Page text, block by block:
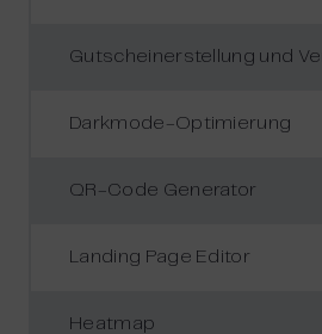
Gutscheinerstellung und
Darkmode-Optimierung
QR-Code Generator
Landing Page Editor
Heatmap